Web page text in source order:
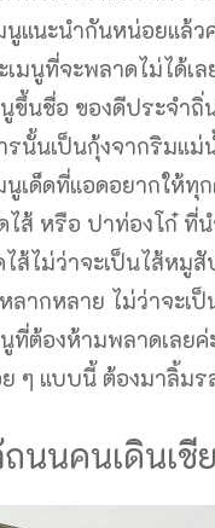
นูแนะนำกันหน่อยแล้ว
มนูที่จะพลาดไม่ได้เ
ขึ้นชื่อ ของดีประจำถิ่
นั้นเป็นกุ้งจากริมแม่
นูเด็ดที่แอดอยากให้ทุ
ไส้ หรือ ปาท่องโก๋ ที่
ส้ไม่ว่าจะเป็นไส้หมู
ลากหลาย ไม่ว่าจะเ
ที่ต้องห้ามพลาดเลย
ๆ แบบนี้ ต้องมาลิ้มร
ถนนคนเดินเชี